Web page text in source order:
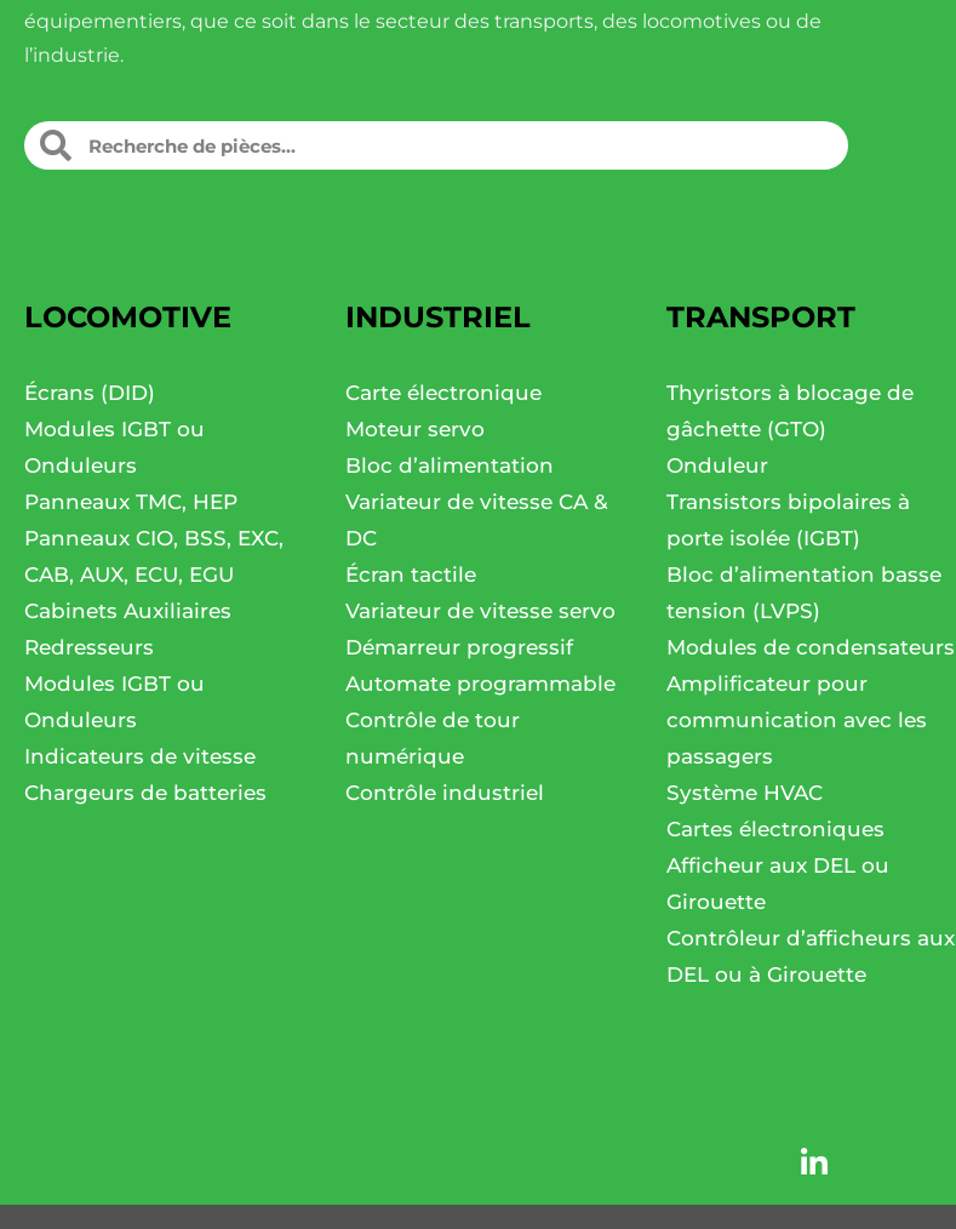
équipementiers, que ce soit dans le secteur des transports, des locomotives ou de
l’industrie.
LOCOMOTIVE
Écrans (DID)
Modules IGBT ou
Onduleurs
Panneaux TMC, HEP
Panneaux CIO, BSS, EXC,
CAB, AUX, ECU, EGU
Cabinets Auxiliaires
Redresseurs
Modules IGBT ou
Onduleurs
Indicateurs de vitesse
Chargeurs de batteries
INDUSTRIEL
Carte électronique
Moteur servo
Bloc d’alimentation
Variateur de vitesse CA &
DC
Écran tactile
Variateur de vitesse servo
Démarreur progressif
Automate programmable
Contrôle de tour
numérique
Contrôle industriel
TRANSPORT
Thyristors à blocage de
gâchette (GTO)
Onduleur
Transistors bipolaires à
porte isolée (IGBT)
Bloc d’alimentation basse
tension (LVPS)
Modules de condensateurs
Amplificateur pour
communication avec les
passagers
Système HVAC
Cartes électroniques
Afficheur aux DEL ou
Girouette
Contrôleur d’afficheurs aux
DEL ou à Girouette